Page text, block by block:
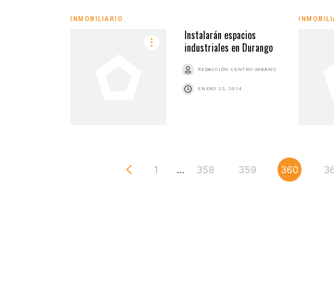
INMOBILIARIO
Instalarán espacios
industriales en Durango
REDACCIÓN CENTRO URBANO
ENERO 22, 2014
1 … 358 359 360